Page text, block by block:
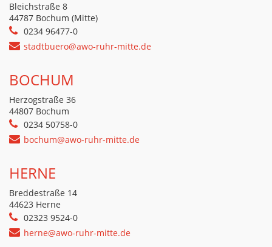
Bleichstraße 8
44787 Bochum (Mitte)
0234 96477-0
stadtbuero@awo-ruhr-mitte.de
BOCHUM
Herzogstraße 36
44807 Bochum
0234 50758-0
bochum@awo-ruhr-mitte.de
HERNE
Breddestraße 14
44623 Herne
02323 9524-0
herne@awo-ruhr-mitte.de